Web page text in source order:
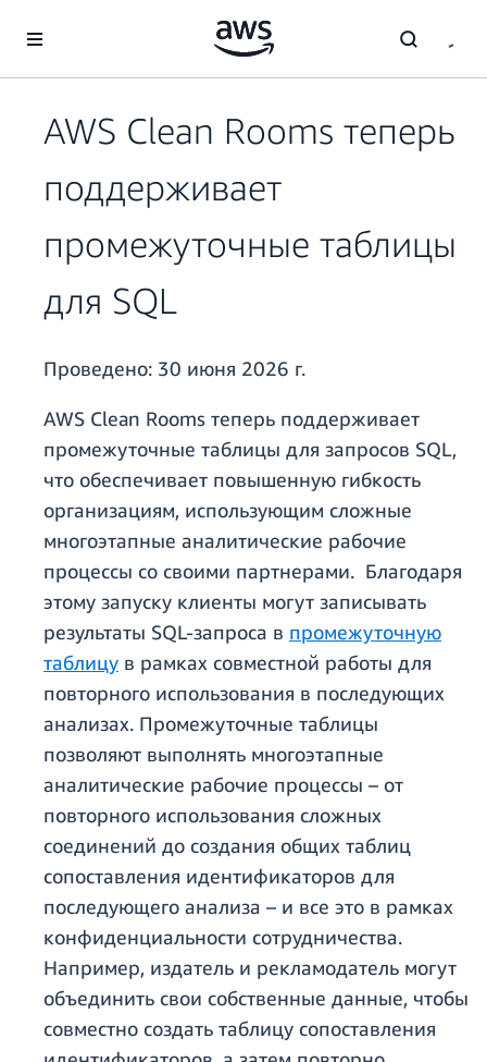
Перейти к главному контенту
AWS Clean Rooms теперь
поддерживает
промежуточные таблицы
для SQL
Проведено: 30 июня 2026 г.
AWS Clean Rooms теперь поддерживает
промежуточные таблицы для запросов SQL,
что обеспечивает повышенную гибкость
организациям, использующим сложные
многоэтапные аналитические рабочие
процессы со своими партнерами. Благодаря
этому запуску клиенты могут записывать
результаты SQL-запроса в промежуточную
таблицу в рамках совместной работы для
повторного использования в последующих
анализах. Промежуточные таблицы
позволяют выполнять многоэтапные
аналитические рабочие процессы – от
повторного использования сложных
соединений до создания общих таблиц
сопоставления идентификаторов для
последующего анализа – и все это в рамках
конфиденциальности сотрудничества.
Например, издатель и рекламодатель могут
объединить свои собственные данные, чтобы
совместно создать таблицу сопоставления